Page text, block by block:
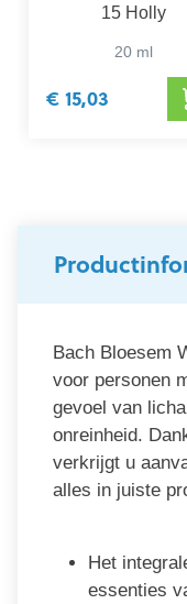
15 Holly
20 ml
€ 15,03
Bach Bloesem
voor personen
gevoel van
onreinheid.
verkrijgt u
alles in juiste
Het
essenties